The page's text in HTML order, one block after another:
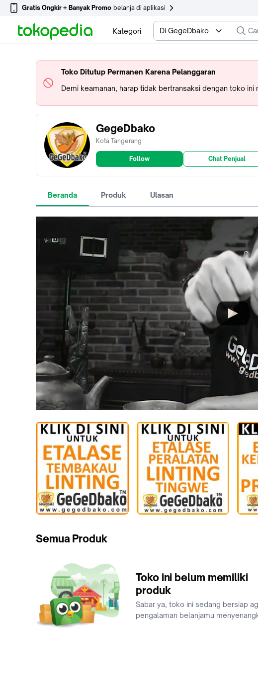
Gratis Ongkir + Banyak Promo belanja di aplikasi
Kategori Di GegeDbako
Toko Ditutup Permanen Karena Pelanggaran
Demi keamanan, harap tidak bertransaksi dengan toko ini
GegeDbako
Kota Tangerang
Follow Chat Penjual
Beranda Produk Ulasan
Semua Produk
Toko ini belum memiliki
produk
Sabar ya, toko ini sedang bersiap
pengalaman belanjamu